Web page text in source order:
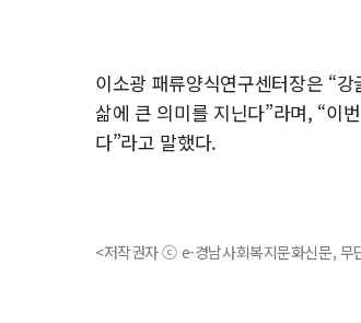
이소광 패류양식연구센터장은 “
삶에 큰 의미를 지닌다”라며, “이
다”라고 말했다.
<저작권자 ⓒ e-경남사회복지문화신문, 무